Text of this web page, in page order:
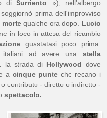
di Surriento...»), nell'albergo
soggiornò prima dell'improvviso
mortequalche ora dopo. Lucio
in loco in attesa del ricambio
guastatasi poco prima.
ad avere una stella
la strada di Hollywood dove
a cinque punteche recano i
contributo - diretto o indiretto -
spettacolo.